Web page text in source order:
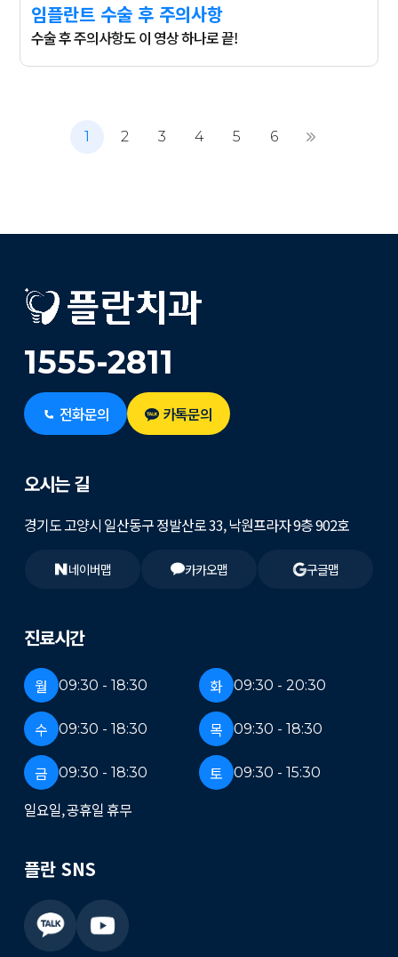
임플란트 수술 후 주의사항
수술 후 주의사항도 이 영상 하나로 끝!
1 2 3 4 5 6
1555-2811
전화문의 카톡문의
진료시간
월 09:30 - 18:30 화 09:30 - 20:30
수 09:30 - 18:30 목 09:30 - 18:30
금 09:30 - 18:30 토 09:30 - 15:30
일요일, 공휴일 휴무
오시는 길
경기도 고양시 일산동구 정발산로 33, 낙원프라자 9층 902호
네이버맵 카카오맵 구글맵
플란 SNS